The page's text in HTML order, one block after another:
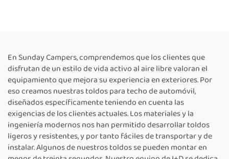
En Sunday Campers, comprendemos que los clientes que
disfrutan de un estilo de vida activo al aire libre valoran el
equipamiento que mejora su experiencia en exteriores. Por
eso creamos nuestras toldos para techo de automóvil,
diseñados específicamente teniendo en cuenta las
exigencias de los clientes actuales. Los materiales y la
ingeniería modernos nos han permitido desarrollar toldos
ligeros y resistentes, y por tanto fáciles de transportar y de
instalar. Algunos de nuestros toldos se pueden montar en